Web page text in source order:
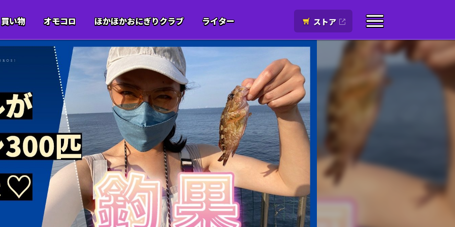
買い物 オモコロ ほかほかおにぎりクラブ ライター ストア